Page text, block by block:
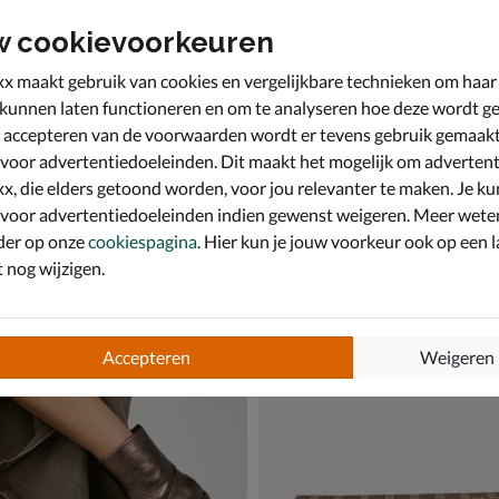
cookievoorkeuren
maakt gebruik van cookies en vergelijkbare technieken om
laten functioneren en om te analyseren hoe deze wordt
van de voorwaarden wordt er tevens gebruik
advertentiedoeleinden. Dit maakt het mogelijk om
die elders getoond worden, voor jou relevanter te maken. Je
advertentiedoeleinden indien gewenst weigeren. Meer
op onzecookiespagina. Hier kun je jouw voorkeur ook op een
nog wijzigen.
Accepteren Weigeren